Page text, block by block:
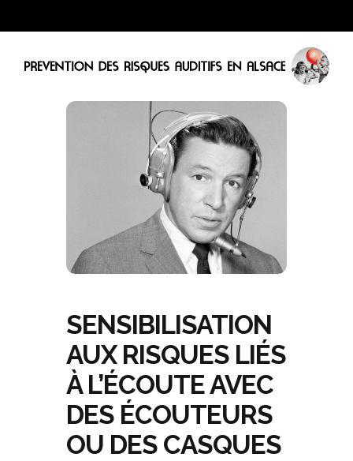
SENSIBILISATION
AUX RISQUES LIÉS
À L’ÉCOUTE AVEC
DES ÉCOUTEURS
OU DES CASQUES